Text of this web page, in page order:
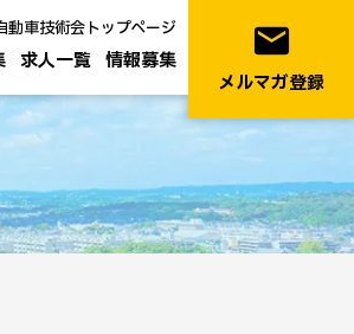
求人一覧 情報募集
動車技術会トップページ email
メルマガ登録